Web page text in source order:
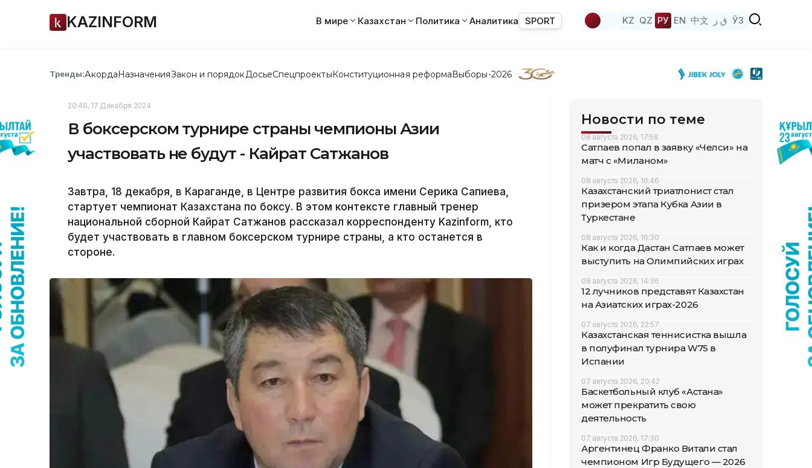
KAZINFORM В мире Казахстан Политика Аналитика SPORT KZ QZ РУ EN 中文 ق ز ЎЗ
Тренды:АкордаНазначенияЗакон и порядок ДосьеСпецпроектыКонституционная реформаВыборы-2026
20:46, 17 Декабря 2024
В боксерском турнире страны чемпионы Азии
участвовать не будут - Кайрат Сатжанов
Завтра, 18 декабря, в Караганде, в Центре развития бокса имени Серика Сапиева,
стартует чемпионат Казахстана по боксу. В этом контексте главный тренер
национальной сборной Кайрат Сатжанов рассказал корреспонденту Kazinform, кто
будет участвовать в главном боксерском турнире страны, а кто останется в
стороне.
Новости по теме
08 августа 2026, 17:58
Сатпаев попал в заявку «Челси» на
матч с «Миланом»
08 августа 2026, 16:46
Казахстанский триатлонист стал
призером этапа Кубка Азии в
Туркестане
08 августа 2026, 16:30
Как и когда Дастан Сатпаев может
выступить на Олимпийских играх
08 августа 2026, 14:36
12 лучников представят Казахстан
на Азиатских играх-2026
07 августа 2026, 22:57
Казахстанская теннисистка вышла
в полуфинал турнира W75 в
Испании
07 августа 2026, 20:42
Баскетбольный клуб «Астана»
может прекратить свою
деятельность
07 августа 2026, 17:30
Аргентинец Франко Витали стал
чемпионом Игр Будущего — 2026